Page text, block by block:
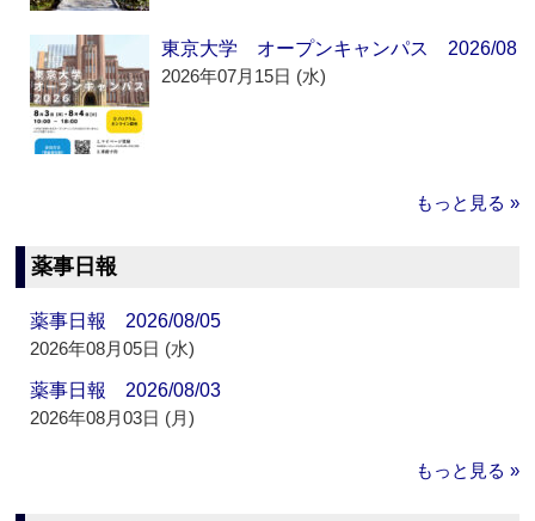
東京大学 オープンキャンパス 2026/08
2026年07月15日 (水)
もっと見る »
薬事日報
薬事日報 2026/08/05
2026年08月05日 (水)
薬事日報 2026/08/03
2026年08月03日 (月)
もっと見る »